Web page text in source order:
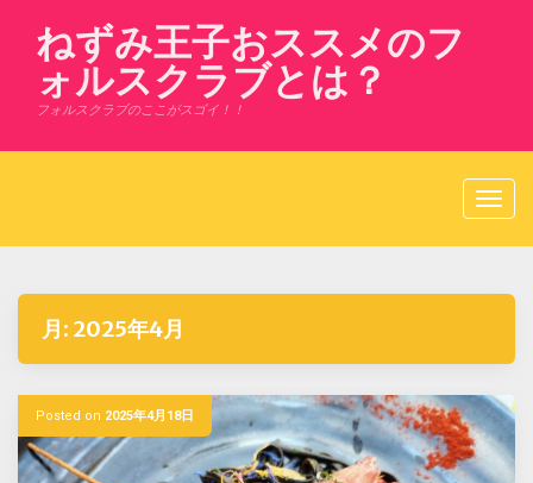
contentねずみ王子おススメのフ
ォルスクラブとは？
フォルスクラブのここがスゴイ！！
月: 2025年4月
Posted on 2025年4月18日